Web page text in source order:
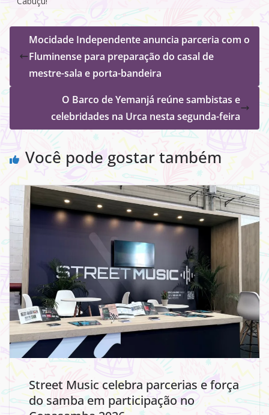
Mocidade Independente anuncia parceria com o
Fluminense para preparação do casal de
mestre-sala e porta-bandeira
O Barco de Yemanjá reúne sambistas e
celebridades na Urca nesta segunda-feira
Você pode gostar também
Street Music celebra parcerias e força
do samba em participação no